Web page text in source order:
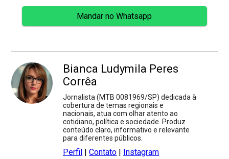
Mandar no Whatsapp
Bianca Ludymila Peres
Corrêa
Jornalista (MTB 0081969/SP) dedicada à
cobertura de temas regionais e
nacionais, atua com olhar atento ao
cotidiano, política e sociedade. Produz
conteúdo claro, informativo e relevante
para diferentes públicos.
Perfil |Contato Instagram